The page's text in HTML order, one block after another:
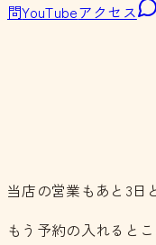
問YouTubeアクセス
当店の営業もあと3日
もう予約の入れると